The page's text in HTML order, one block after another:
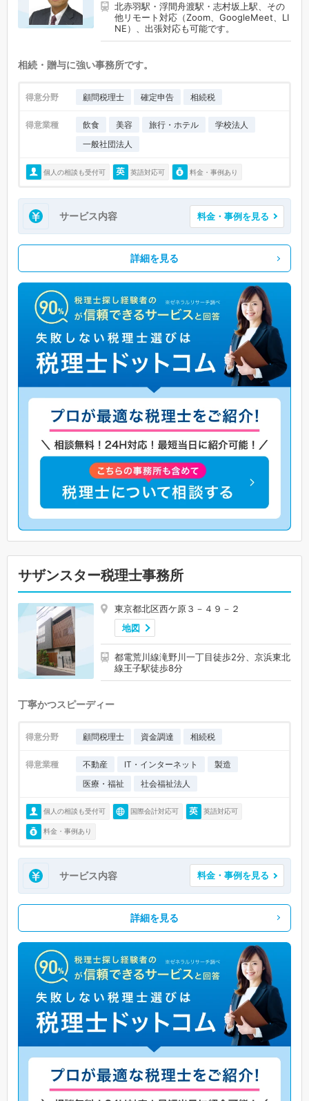
北赤羽駅・浮間舟渡駅・志村坂上駅、その
他リモート対応（Zoom、GoogleMeet、LI
NE）、出張対応も可能です。
相続・贈与に強い事務所です。
得意分野 顧問税理士 確定申告 相続税
得意業種 飲食 美容 旅行・ホテル
学校法人
一般社団法人
個人の相談も受付可 英語対応可 料金・事例あり
サービス内容 料金・事例を見る
詳細を見る
サザンスター税理士事務所
東京都北区西ケ原３－４９－２
地図
都電荒川線滝野川一丁目徒歩2分、京浜東北
線王子駅徒歩8分
丁寧かつスピーディー
得意分野 顧問税理士 資金調達 相続税
得意業種 不動産 IT・インターネット
製造
医療・福祉
社会福祉法人
個人の相談も受付可 国際会計対応可 英語対応可
料金・事例あり
サービス内容 料金・事例を見る
詳細を見る